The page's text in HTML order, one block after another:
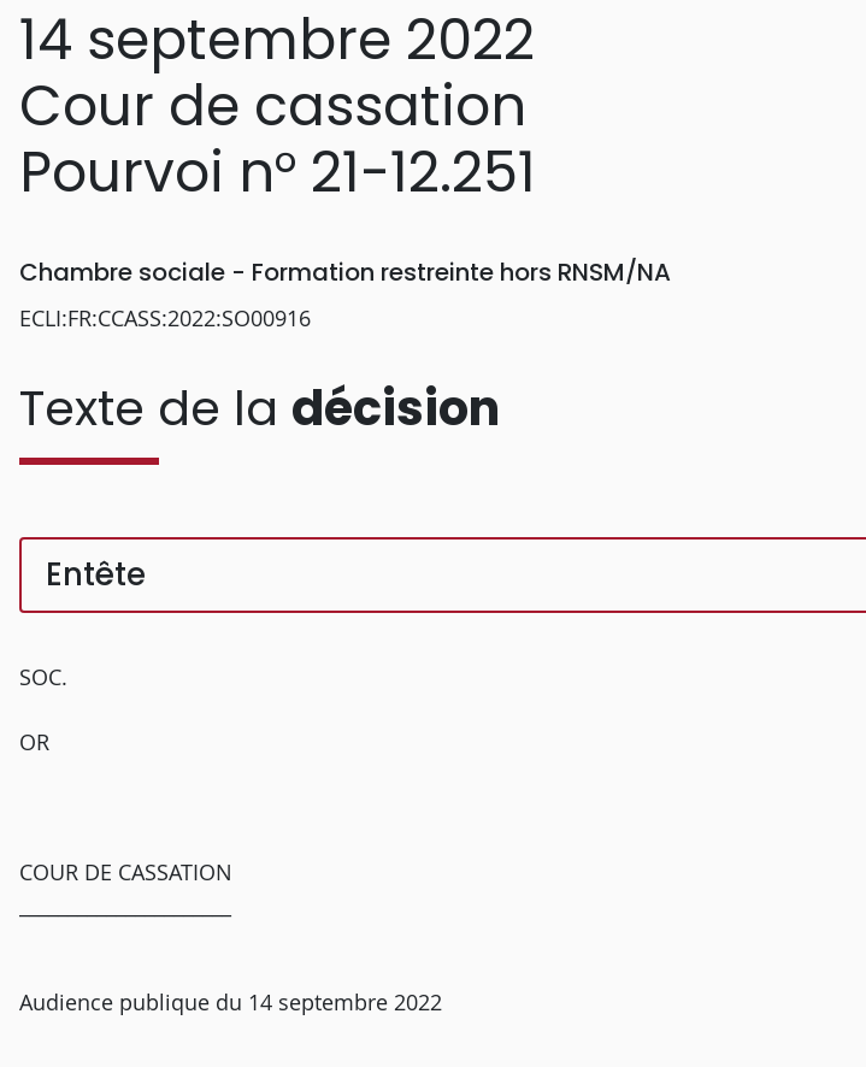
14 septembre 2022
Cour de cassation
Pourvoi n° 21-12.251
Chambre sociale - Formation restreinte hors RNSM/NA
ECLI:FR:CCASS:2022:SO00916
Texte de la décision
Entête
SOC.
OR
COUR DE CASSATION
Audience publique du 14 septembre 2022